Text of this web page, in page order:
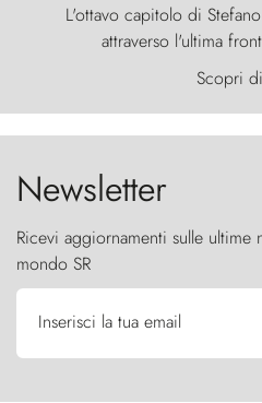
L'ottavo capitolo di
attraverso l'ultima
primordiale, dove il vento
furia ancestrale e le
cielo come
Scopri
Newsletter
Ricevi aggiornamenti sulle
mondo SR
Inserisci la tua email